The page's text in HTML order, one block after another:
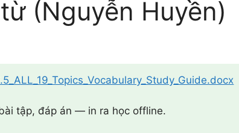
(Nguyễn Huyền)
tập, đáp án — in ra học offline.